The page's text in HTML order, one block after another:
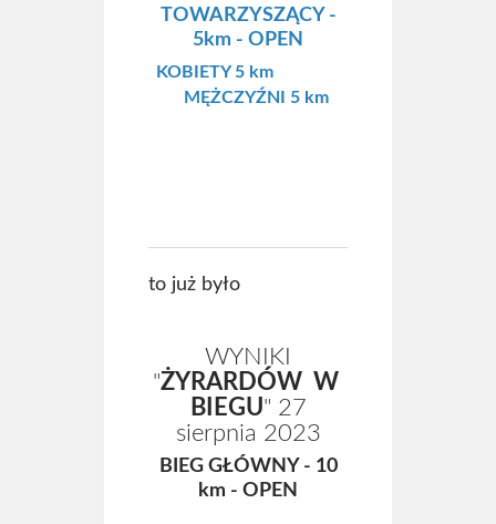
TOWARZYSZĄCY -
5km - OPEN
KOBIETY 5 km
MĘŻCZYŹNI 5 km
to już było
WYNIKI
"ŻYRARDÓW W
BIEGU" 27
sierpnia 2023
BIEG GŁÓWNY - 10
km - OPEN